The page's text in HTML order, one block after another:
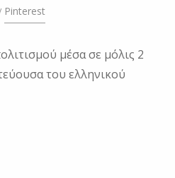
Pinterest
μέσα σε μόλις 2
του ελληνικού